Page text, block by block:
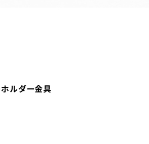
ルダー金具